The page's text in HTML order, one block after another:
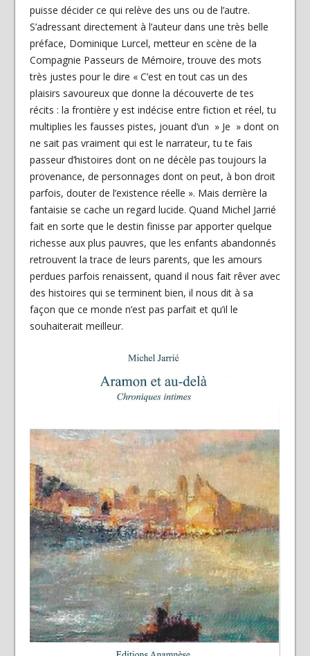
puisse décider ce qui relève des uns ou de l’autre.
S’adressant directement à l’auteur dans une très belle
préface, Dominique Lurcel, metteur en scène de la
Compagnie Passeurs de Mémoire, trouve des mots
très justes pour le dire « C’est en tout cas un des
plaisirs savoureux que donne la découverte de tes
récits : la frontière y est indécise entre fiction et réel, tu
multiplies les fausses pistes, jouant d’un » Je » dont on
ne sait pas vraiment qui est le narrateur, tu te fais
passeur d’histoires dont on ne décèle pas toujours la
provenance, de personnages dont on peut, à bon droit
parfois, douter de l’existence réelle ». Mais derrière la
fantaisie se cache un regard lucide. Quand Michel Jarrié
fait en sorte que le destin finisse par apporter quelque
richesse aux plus pauvres, que les enfants abandonnés
retrouvent la trace de leurs parents, que les amours
perdues parfois renaissent, quand il nous fait rêver avec
des histoires qui se terminent bien, il nous dit à sa
façon que ce monde n’est pas parfait et qu’il le
souhaiterait meilleur.